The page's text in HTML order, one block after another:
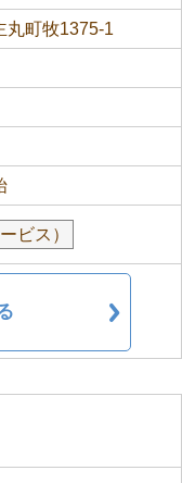
丸町牧1375-1
ビス）